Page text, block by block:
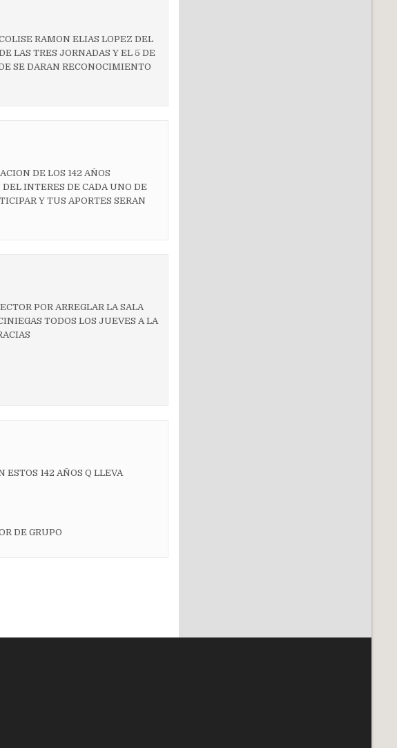
RAMON ELIAS LOPEZ DEL
LAS TRES JORNADAS Y EL 5 DE
SE DARAN RECONOCIMIENTO
DE LOS 142 AÑOS
INTERES DE CADA UNO DE
Y TUS APORTES SERAN
POR ARREGLAR LA SALA
TODOS LOS JUEVES A LA
ESTOS 142 AÑOS Q LLEVA
DE GRUPO